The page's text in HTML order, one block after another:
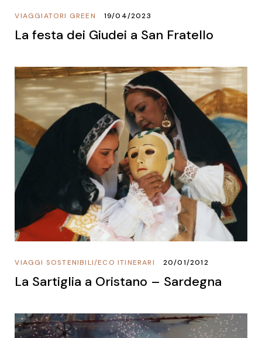
VIAGGIATORI GREEN 19/04/2023
La festa dei Giudei a San Fratello
ECO ITINERARI
/
VIAGGI SOSTENIBILI 20/01/2012
La Sartiglia a Oristano – Sardegna